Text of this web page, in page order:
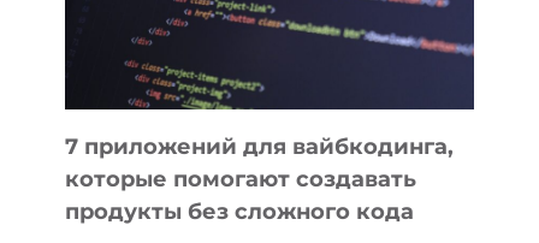
7 приложений для вайбкодинга,
которые помогают создавать
продукты без сложного кода